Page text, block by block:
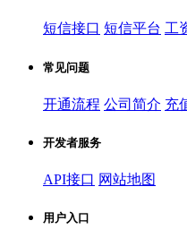
短信接口 短信平台 工
常见问题
开通流程 公司简介 充
开发者服务
API接口 网站地图
用户入口